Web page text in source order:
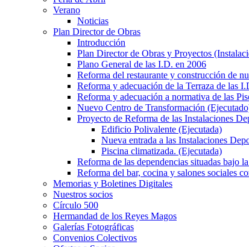
Verano
Noticias
Plan Director de Obras
Introducción
Plan Director de Obras y Proyectos
Plano General de las I.D. en 2006
Reforma del restaurante y construcción de
Reforma y adecuación de la Terraza de las
Reforma y adecuación a normativa de las
Nuevo Centro de Transformación
Proyecto de Reforma de las Instalaciones
Edificio Polivalente (Ejecutada)
Nueva entrada a las Instalaciones
Piscina climatizada. (Ejecutada)
Reforma de las dependencias situadas bajo
Reforma del bar, cocina y salones sociales
Memorias y Boletines Digitales
Nuestros socios
Círculo 500
Hermandad de los Reyes Magos
Galerías Fotográficas
Convenios Colectivos